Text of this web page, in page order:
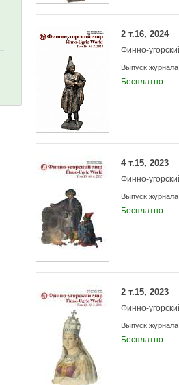
2 т.16, 2024
Финно-
Выпуск журнала
Бесплатно
4 т.15, 2023
Финно-
Выпуск журнала
Бесплатно
2 т.15, 2023
Финно-
Выпуск журнала
Бесплатно